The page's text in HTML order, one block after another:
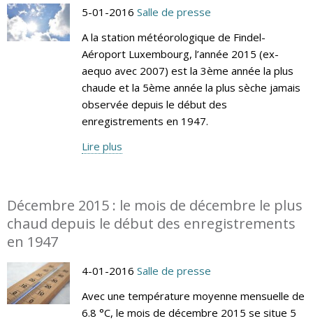
5-01-2016 Salle de presse
A la station météorologique de Findel-
Aéroport Luxembourg, l’année 2015 (ex-
aequo avec 2007) est la 3ème année la plus
chaude et la 5ème année la plus sèche jamais
observée depuis le début des
enregistrements en 1947.
Lire plus
Décembre 2015 : le mois de décembre le plus
chaud depuis le début des enregistrements
en 1947
4-01-2016 Salle de presse
Avec une température moyenne mensuelle de
6.8 °C, le mois de décembre 2015 se situe 5